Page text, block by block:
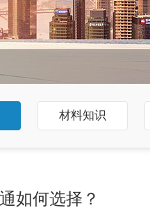
材料知识
如何选择？